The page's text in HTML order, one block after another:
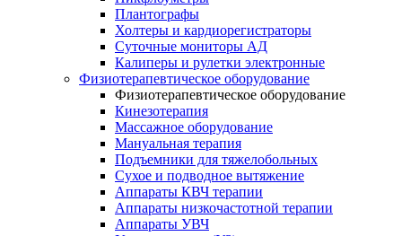
Плантографы
Холтеры и кардиорегистраторы
Суточные мониторы АД
Калиперы и рулетки электронные
Физиотерапевтическое оборудование
Физиотерапевтическое оборудование
Кинезотерапия
Массажное оборудование
Мануальная терапия
Подъемники для тяжелобольных
Сухое и подводное вытяжение
Аппараты КВЧ терапии
Аппараты низкочастотной терапии
Аппараты УВЧ